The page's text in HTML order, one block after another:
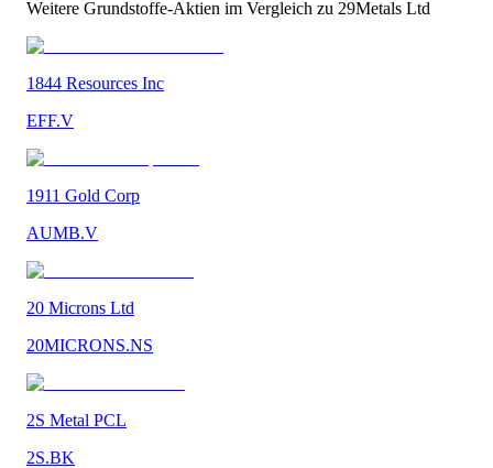
Weitere Grundstoffe-Aktien im Vergleich zu 29Metals Ltd
1844 Resources Inc
EFF.V
1911 Gold Corp
AUMB.V
20 Microns Ltd
20MICRONS.NS
2S Metal PCL
2S.BK